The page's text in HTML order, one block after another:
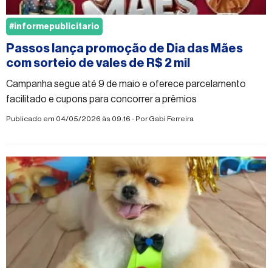
Passos lança promoção de Dia das Mães
com sorteio de vales de R$ 2 mil
Campanha segue até 9 de maio e oferece parcelamento
facilitado e cupons para concorrer a prêmios
Publicado em 04/05/2026 às 09:16 - PorGabi Ferreira
#informepublicitario